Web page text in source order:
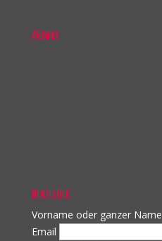
Anfahrt
Newsletter
Vorname oder ganzer Name
Email